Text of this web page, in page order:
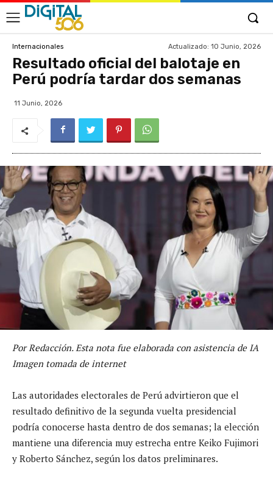
Internacionales Actualizado: 10 Junio, 2026
Resultado oficial del balotaje en
Perú podría tardar dos semanas
11 Junio, 2026
Por Redacción. Esta nota fue elaborada con asistencia de IA
Imagen tomada de internet
Las autoridades electorales de Perú advirtieron que el
resultado definitivo de la segunda vuelta presidencial
podría conocerse hasta dentro de dos semanas; la elección
mantiene una diferencia muy estrecha entre Keiko Fujimori
y Roberto Sánchez, según los datos preliminares.